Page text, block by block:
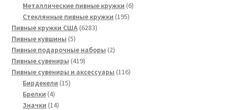
товара
Металлические пивные кружки 66
Стеклянные пивные кружки 195195
Пивные кружки США 62836283
Пивные кувшины 55
товаров
Пивные подарочные наборы 22
Пивные сувениры 419419
товаров
Пивные сувениры и аксессуары 116116
Бирдекели 1515
Брелки 44
товара
Значки 1414